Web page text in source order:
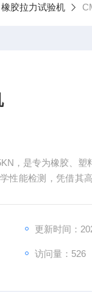
橡胶拉力试验机
，是专为橡胶、塑
性能检测，凭借其
更新时间：
访问量：526